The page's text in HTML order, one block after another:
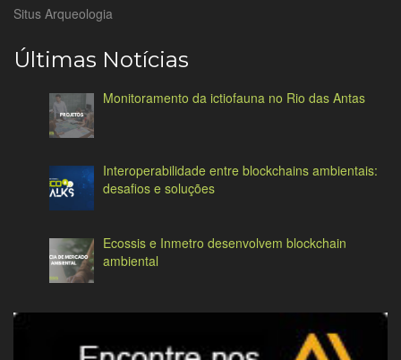
Situs Arqueologia
Últimas Notícias
Monitoramento da ictiofauna no Rio das Antas
Interoperabilidade entre blockchains ambientais:
desafios e soluções
Ecossis e Inmetro desenvolvem blockchain
ambiental